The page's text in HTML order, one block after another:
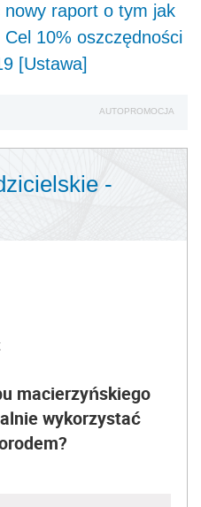
nowy raport o tym jak
Cel 10% oszczędności
[Ustawa]
AUTOPROMOCJA
-
macierzyńskiego
wykorzystać